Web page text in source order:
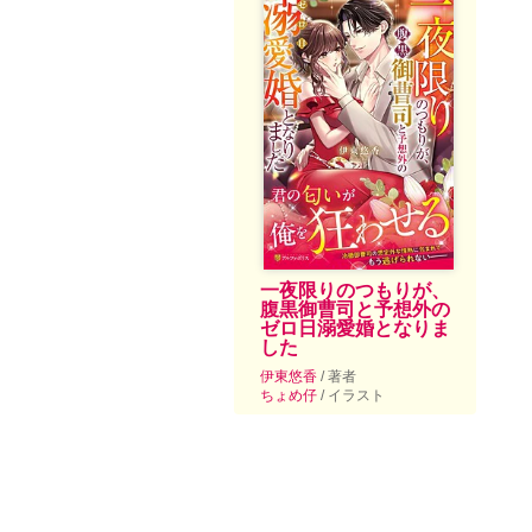
一夜限りのつもりが、
腹黒御曹司と予想外の
ゼロ日溺愛婚となりま
した
伊東悠香 / 著者
ちょめ仔 / イラスト